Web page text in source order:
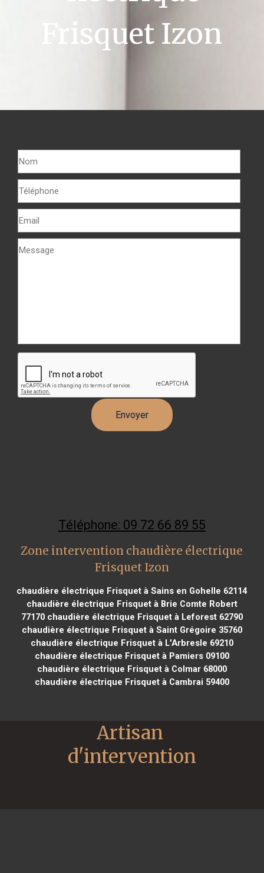
Frisquet Izon
Téléphone: 09 72 66 89 55
Zone intervention chaudière électrique
Frisquet Izon
chaudière électrique Frisquet à Sains en Gohelle 62114
chaudière électrique Frisquet à Brie Comte Robert
77170chaudière électrique Frisquet à Leforest 62790
chaudière électrique Frisquet à Saint Grégoire 35760
chaudière électrique Frisquet à L'Arbresle 69210
chaudière électrique Frisquet à Pamiers 09100
chaudière électrique Frisquet à Colmar 68000
chaudière électrique Frisquet à Cambrai 59400
Artisan
d'intervention